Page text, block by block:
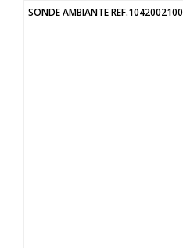
SONDE AMBIANTE REF.1042002100